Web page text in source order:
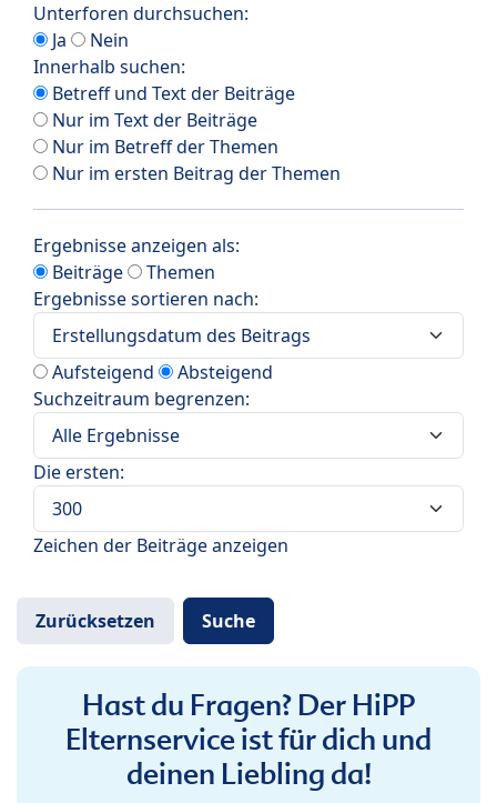
Unterforen durchsuchen:
Ja
Nein
Innerhalb suchen:
Betreff und Text der Beiträge
Nur im Text der Beiträge
Nur im Betreff der Themen
Nur im ersten Beitrag der Themen
Ergebnisse anzeigen als:
Beiträge
Themen
Ergebnisse sortieren nach:
Aufsteigend
Absteigend
Suchzeitraum begrenzen:
Die ersten:
Zeichen der Beiträge anzeigen
Hast du Fragen? Der HiPP
Elternservice ist für dich und
deinen Liebling da!